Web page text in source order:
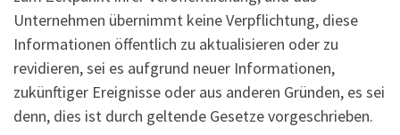
Unternehmen übernimmt keine Verpflichtung, diese
Informationen öffentlich zu aktualisieren oder zu
revidieren, sei es aufgrund neuer Informationen,
zukünftiger Ereignisse oder aus anderen Gründen, es sei
denn, dies ist durch geltende Gesetze vorgeschrieben.